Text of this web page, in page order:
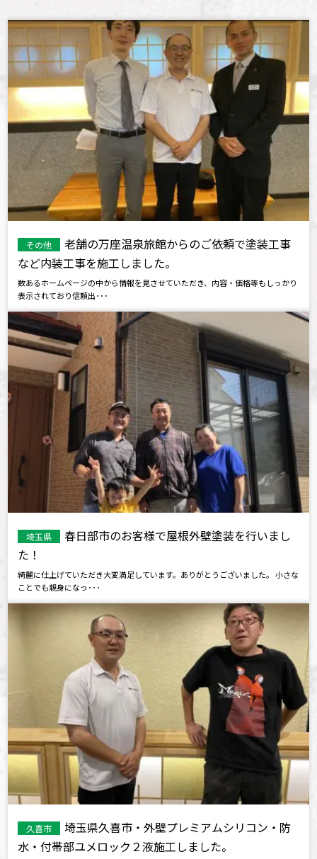
その他
老舗の万座温泉旅館からのご依頼で塗装工事
など内装工事を施工しました。
数あるホームページの中から情報を見させていただき、内容・価格等もしっかり
表示されており信頼出･･･
埼玉県
春日部市のお客様で屋根外壁塗装を行いまし
た！
綺麗に仕上げていただき大変満足しています。ありがとうございました。 小さな
ことでも親身になっ･･･
久喜市
埼玉県久喜市・外壁プレミアムシリコン・防
水・付帯部ユメロック２液施工しました。